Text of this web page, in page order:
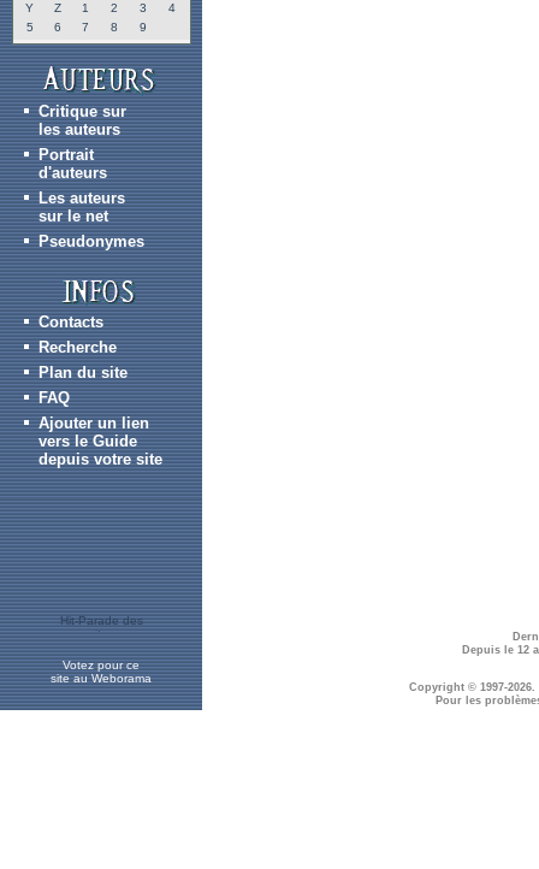
Y
Z 1 2 3
4
5
6 7 8 9
Critique sur
les auteurs
Portrait
d'auteurs
Les auteurs
sur le net
Pseudonymes
Contacts
Recherche
Plan du site
FAQ
Ajouter un lien
vers le Guide
depuis votre site
Votez pour ce
site au Weborama
Depuis le 12
Copyright © 1997-2026.
Pour les